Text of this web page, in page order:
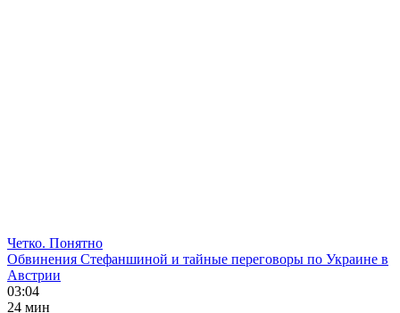
Четко. Понятно
Обвинения Стефаншиной и тайные переговоры по Украине в
Австрии
03:04
24 мин